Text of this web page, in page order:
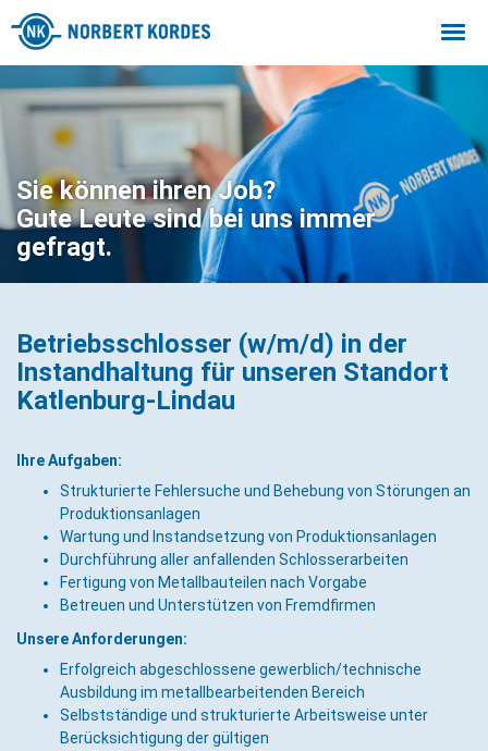
Sie können ihren Job?
Gute Leute sind bei uns immer
gefragt.
Betriebsschlosser (w/m/d) in der
Instandhaltung für unseren Standort
Katlenburg-Lindau
Ihre Aufgaben:
Strukturierte Fehlersuche und Behebung von Störungen an
Produktionsanlagen
Wartung und Instandsetzung von Produktionsanlagen
Durchführung aller anfallenden Schlosserarbeiten
Fertigung von Metallbauteilen nach Vorgabe
Betreuen und Unterstützen von Fremdfirmen
Unsere Anforderungen:
Erfolgreich abgeschlossene gewerblich/technische
Ausbildung im metallbearbeitenden Bereich
Selbstständige und strukturierte Arbeitsweise unter
Berücksichtigung der gültigen